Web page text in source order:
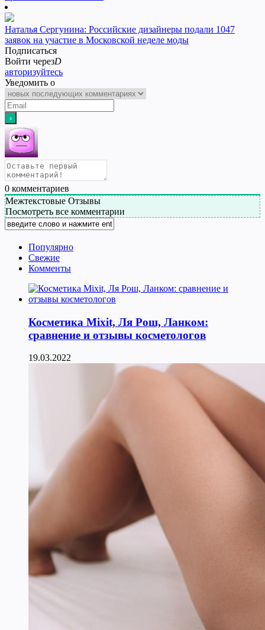
Наталья Сергунина: Российские дизайнеры подали 1047
заявок на участие в Московской неделе моды
Подписаться
Войти черезD
авторизуйтесь
Уведомить о
0 комментариев
Межтекстовые Отзывы
Посмотреть все комментарии
Популярно
Свежие
Комменты
Косметика Мixit, Ля Рош, Ланком:
сравнение и отзывы косметологов
19.03.2022